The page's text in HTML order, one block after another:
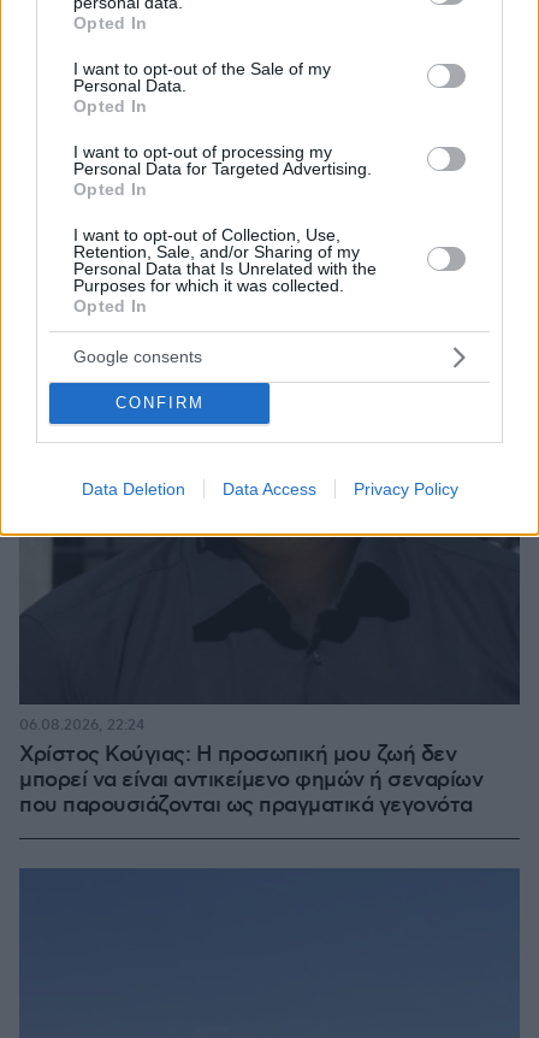
grant or deny consent to Google and its third-party tags to
use your data for below specified purposes in below Google
consent section.
Opted In
I want to opt-out of the Sale of my
Personal Data.
Opted In
I want to opt-out of processing my
Personal Data for Targeted Advertising.
Opted In
I want to opt-out of Collection, Use,
Retention, Sale, and/or Sharing of my
Personal Data that Is Unrelated with the
Purposes for which it was collected.
Opted In
Google consents
CONFIRM
Data Deletion Data Access Privacy Policy
Στη ΓΑΔΑ κρατείται η 46χρονη που κατηγορείται
για την επίθεση στη Marfin, δείτε βίντεο και
φωτογραφίες
06.08.2026, 23:17
Χρίστος Κούγιας: Η προσωπική μου ζωή δεν
μπορεί να είναι αντικείμενο φημών ή σεναρίων
που παρουσιάζονται ως πραγματικά γεγονότα
06.08.2026, 22:24